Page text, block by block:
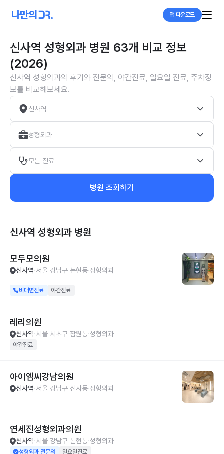
앱 다운로드
신사역 성형외과 병원 63개 비교 정보
(2026)
신사역 성형외과의 후기와 전문의, 야간진료, 일요일 진료, 주차정
보를 비교해보세요.
신사역
성형외과
모든 진료
병원 조회하기
신사역 성형외과 병원
모두모의원
신사역 서울 강남구 논현동 성형외과
비대면진료 야간진료
레리의원
신사역 서울 서초구 잠원동 성형외과
야간진료
아이엠씨강남의원
신사역 서울 강남구 신사동 성형외과
연세진성형외과의원
신사역 서울 강남구 논현동 성형외과
성형외과 전문의 일요일진료